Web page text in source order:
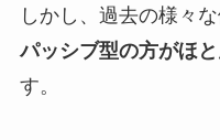
しかし、過去の様々
パッシブ型の方がほ
す。